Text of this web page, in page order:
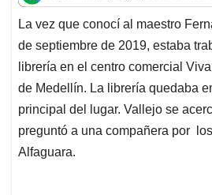
t
s
A
p
p
e
b
o
o
k
k
e
d
I
n
i
l
e
a
d
s
La vez que conocí al maestro
de septiembre de 2019, estaba
librería en el centro comercial
de Medellín. La librería quedaba
principal del lugar. Vallejo se
preguntó a una compañera por
Alfaguara.